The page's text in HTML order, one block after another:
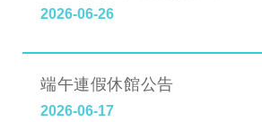
2026-06-26
端午連假休館公告
2026-06-17